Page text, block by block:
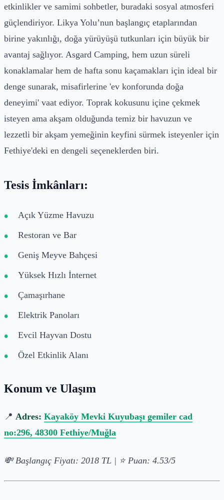
etkinlikler ve samimi sohbetler, buradaki sosyal atmosferi
güçlendiriyor. Likya Yolu’nun başlangıç etaplarından
birine yakınlığı, doğa yürüyüşü tutkunları için büyük bir
avantaj sağlıyor. Asgard Camping, hem uzun süreli
konaklamalar hem de hafta sonu kaçamakları için ideal bir
denge sunarak, misafirlerine 'ev konforunda doğa
deneyimi' vaat ediyor. Toprak kokusunu içine çekmek
isteyen ama akşam olduğunda temiz bir havuzun ve
lezzetli bir akşam yemeğinin keyfini sürmek isteyenler için
Fethiye'deki en dengeli seçeneklerden biri.
Tesis İmkânları:
Açık Yüzme Havuzu
Restoran ve Bar
Geniş Meyve Bahçesi
Yüksek Hızlı İnternet
Çamaşırhane
Elektrik Panoları
Evcil Hayvan Dostu
Özel Etkinlik Alanı
Konum ve Ulaşım
📍 Adres: Kayaköy Mevki Kuyubaşı gemiler cad
no:296, 48300 Fethiye/Muğla
💸 Başlangıç Fiyatı: 2018 TL | ⭐ Puan: 4.53/5